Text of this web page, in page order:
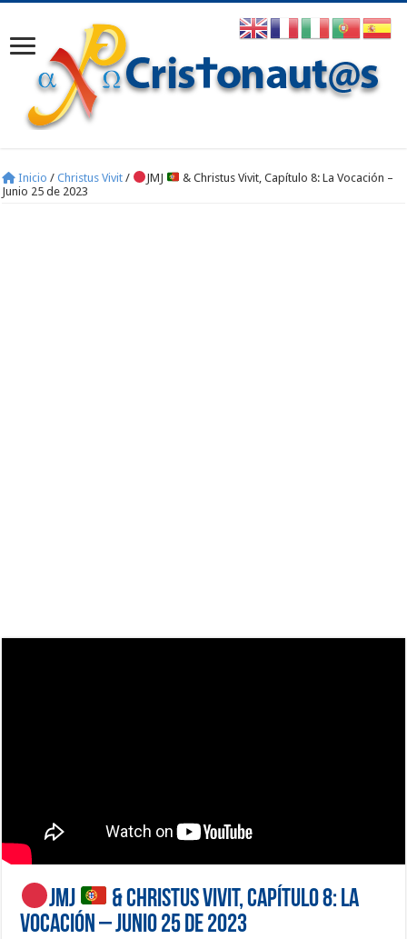
Inicio / Christus Vivit / JMJ
& Christus Vivit, Capítulo 8: La Vocación –
Junio 25 de 2023
JMJ
& Christus Vivit, Capítulo 8: La
Vocación – Junio 25 de 2023